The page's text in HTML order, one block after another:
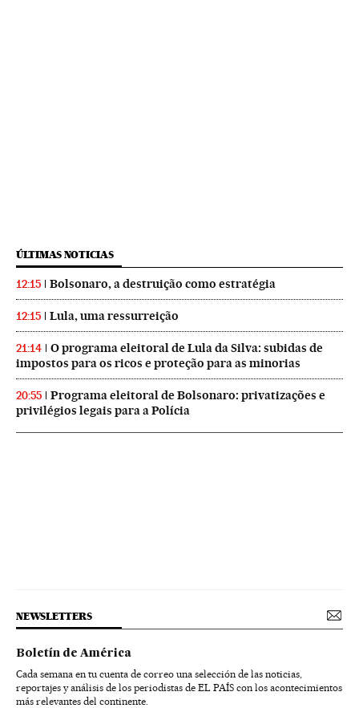
ÚLTIMAS NOTICIAS
12:15 Bolsonaro, a destruição como estratégia
12:15 Lula, uma ressurreição
21:14
O programa eleitoral de Lula da Silva: subidas de
impostos para os ricos e proteção para as minorias
20:55
Programa eleitoral de Bolsonaro: privatizações e
privilégios legais para a Polícia
NEWSLETTERS
Boletín de América
Cada semana en tu cuenta de correo una selección de las noticias,
reportajes y análisis de los periodistas de EL PAÍS con los acontecimientos
más relevantes del continente.